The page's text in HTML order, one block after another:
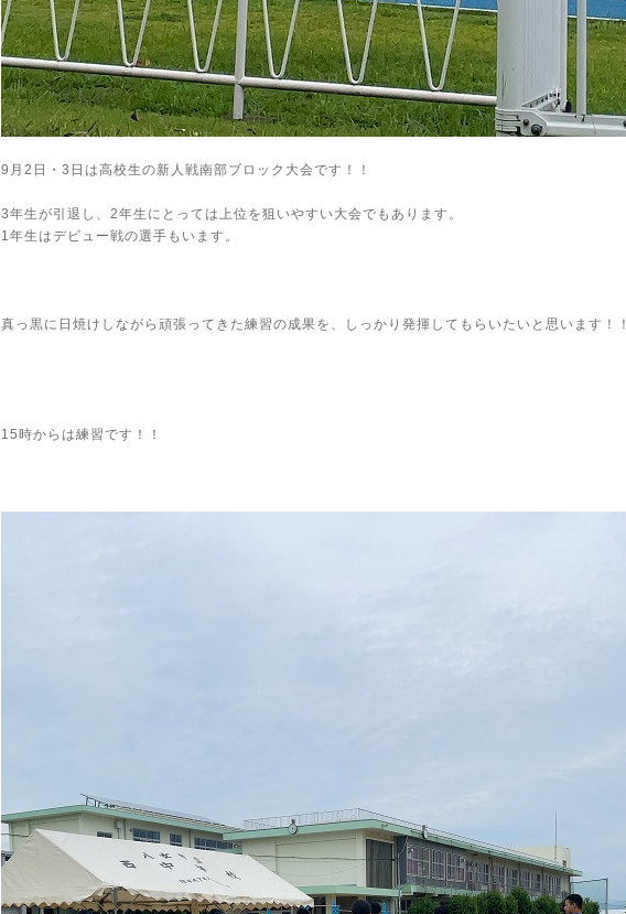
9月2日・3日は高校生の新人戦南部ブロック大会です！！
3年生が引退し、2年生にとっては上位を狙いやすい大会でもあります。
1年生はデビュー戦の選手もいます。
真っ黒に日焼けしながら頑張ってきた練習の成果を、しっかり発揮してもらいたいと思います！！
15時からは練習です！！